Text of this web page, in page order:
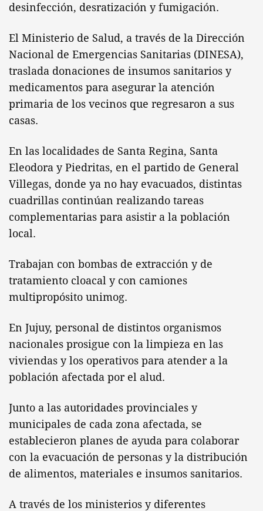
desinfección, desratización y fumigación.
El Ministerio de Salud, a través de la Dirección
Nacional de Emergencias Sanitarias (DINESA),
traslada donaciones de insumos sanitarios y
medicamentos para asegurar la atención
primaria de los vecinos que regresaron a sus
casas.
En las localidades de Santa Regina, Santa
Eleodora y Piedritas, en el partido de General
Villegas, donde ya no hay evacuados, distintas
cuadrillas continúan realizando tareas
complementarias para asistir a la población
local.
Trabajan con bombas de extracción y de
tratamiento cloacal y con camiones
multipropósito unimog.
En Jujuy, personal de distintos organismos
nacionales prosigue con la limpieza en las
viviendas y los operativos para atender a la
población afectada por el alud.
Junto a las autoridades provinciales y
municipales de cada zona afectada, se
establecieron planes de ayuda para colaborar
con la evacuación de personas y la distribución
de alimentos, materiales e insumos sanitarios.
A través de los ministerios y diferentes